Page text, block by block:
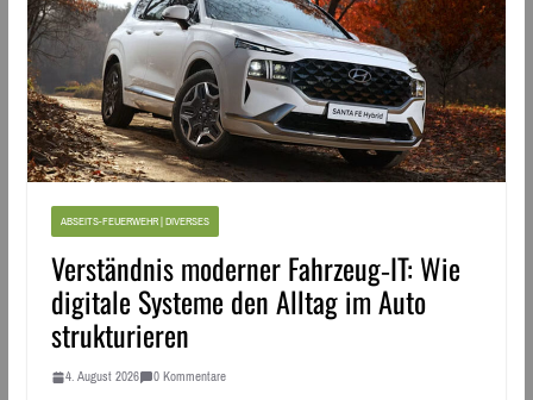
ABSEITS-FEUERWEHR | DIVERSES
Verständnis moderner Fahrzeug‑IT: Wie
digitale Systeme den Alltag im Auto
strukturieren
4. August 2026 0 Kommentare